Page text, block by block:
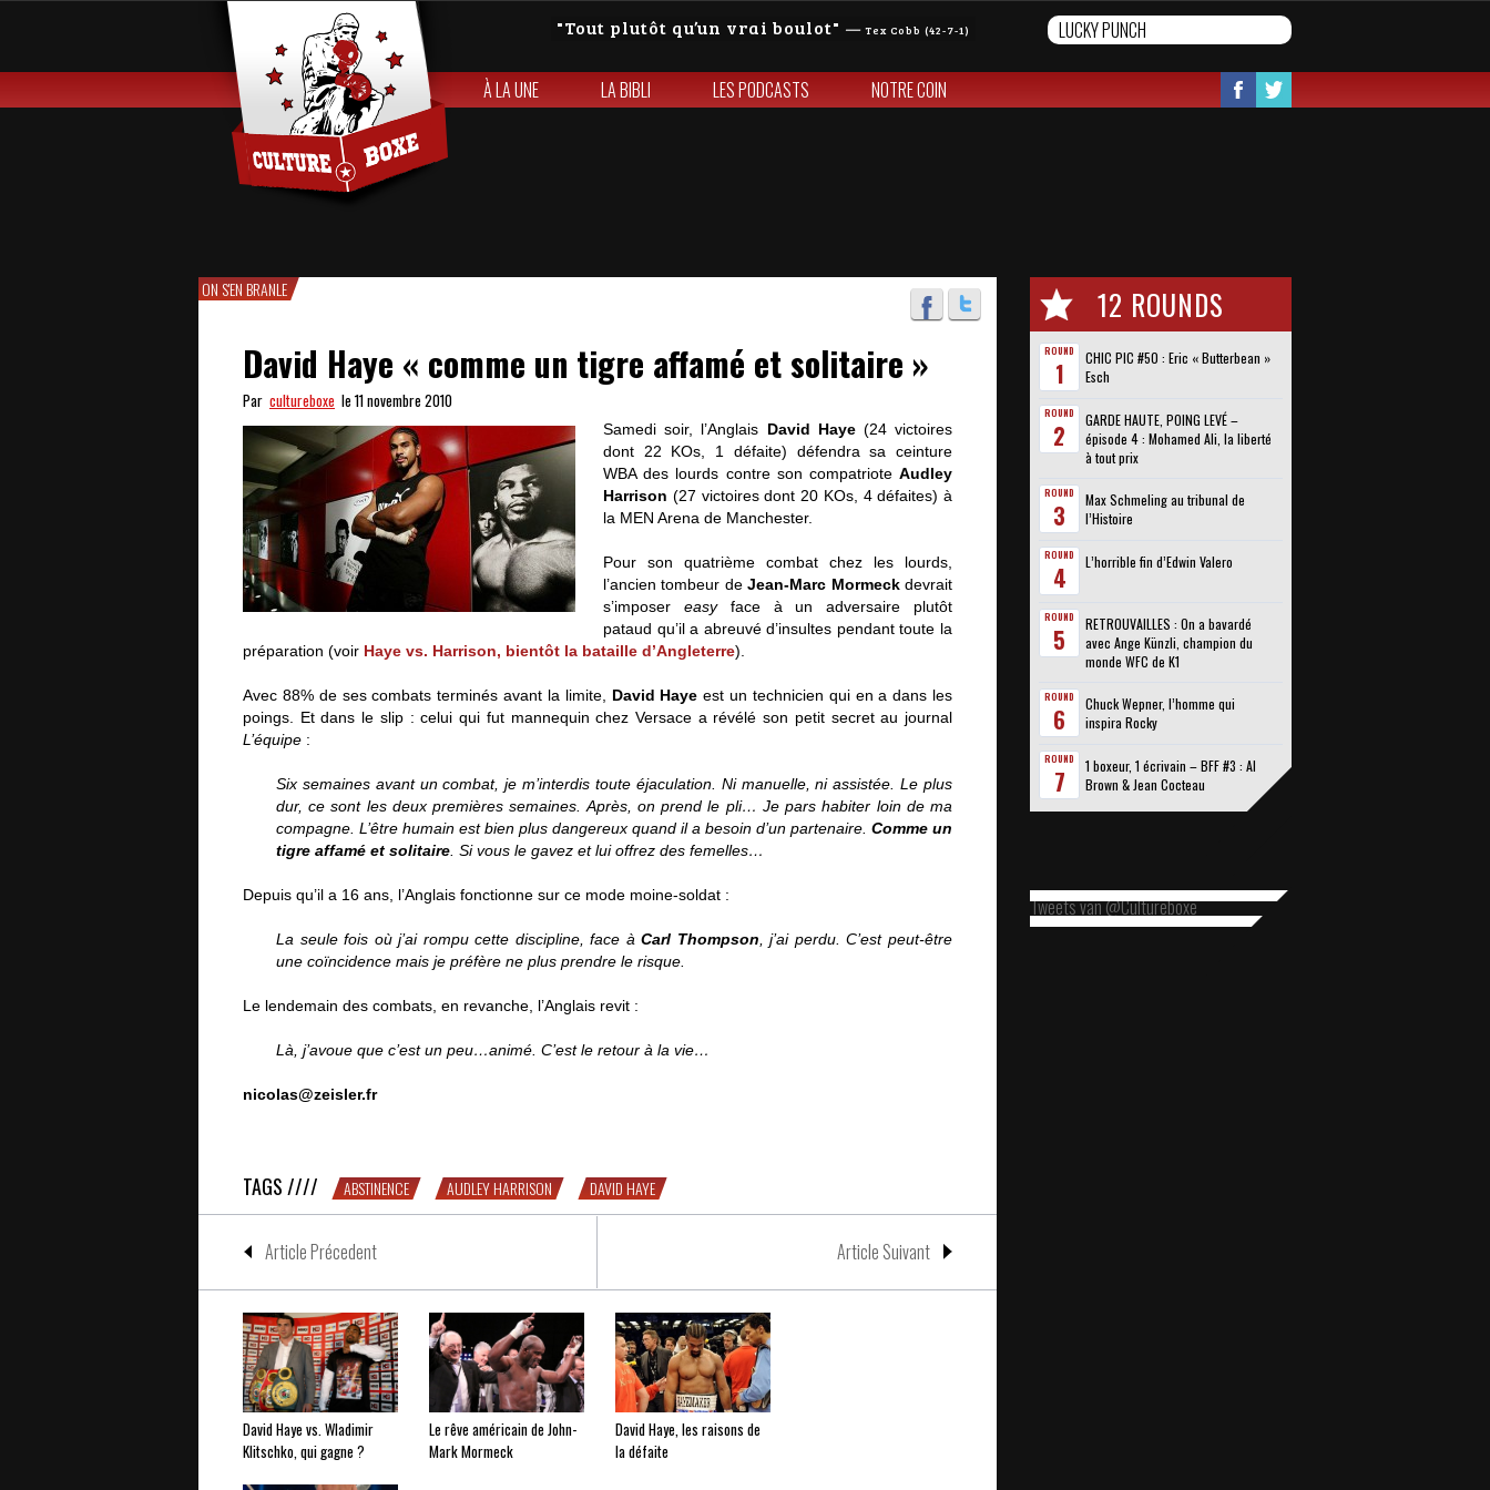
Tout plutôt qu’un vrai boulot — Tex Cobb (42-7-1)
À LA UNE LA BIBLI LES PODCASTS NOTRE COIN
12 ROUNDS
ROUND
1
CHIC PIC #50 : Eric « Butterbean »
Esch
ROUND
2
GARDE HAUTE, POING LEVÉ –
épisode 4 : Mohamed Ali, la liberté
à tout prix
ROUND
3
Max Schmeling au tribunal de
l’Histoire
ROUND
4 L’horrible fin d’Edwin Valero
ROUND
5
RETROUVAILLES : On a bavardé
avec Ange Künzli, champion du
monde WFC de K1
ROUND
6
Chuck Wepner, l’homme qui
inspira Rocky
ROUND
7
1 boxeur, 1 écrivain – BFF #3 : Al
Brown & Jean Cocteau
Tweets van @Cultureboxe
ON S'EN BRANLE
David Haye « comme un tigre affamé et solitaire »
Par cultureboxe le 11 novembre 2010
Samedi soir, l’Anglais David Haye(24 victoires
dont 22 KOs, 1 défaite) défendra sa ceinture
WBA des lourds contre son compatriote Audley
Harrison (27 victoires dont 20 KOs, 4 défaites) à
la MEN Arena de Manchester.
Pour son quatrième combat chez les lourds,
l’ancien tombeur deJean-Marc Mormeckdevrait
s’imposer easyface à un adversaire plutôt
pataud qu’il a abreuvé d’insultes pendant toute la
préparation (voir Haye vs. Harrison, bientôt la bataille d’Angleterre).
Avec 88% de ses combats terminés avant la limite, David Haye est un technicien qui en a dans les
poings. Et dans le slip : celui qui fut mannequin chez Versace a révélé son petit secret au journal
L’équipe :
Six semaines avant un combat, je m’interdis toute éjaculation. Ni manuelle, ni assistée. Le plus
dur, ce sont les deux premières semaines. Après, on prend le pli… Je pars habiter loin de ma
compagne. L’être humain est bien plus dangereux quand il a besoin d’un partenaire. Comme un
tigre affamé et solitaire . Si vous le gavez et lui offrez des femelles…
Depuis qu’il a 16 ans, l’Anglais fonctionne sur ce mode moine-soldat :
La seule fois où j’ai rompu cette discipline, face àCarl Thompson , j’ai perdu. C’est peut-être
une coïncidence mais je préfère ne plus prendre le risque.
Le lendemain des combats, en revanche, l’Anglais revit :
Là, j’avoue que c’est un peu…animé. C’est le retour à la vie…
nicolas@zeisler.fr
TAGS //// ABSTINENCE AUDLEY HARRISON DAVID HAYE
Article Précedent Article Suivant
David Haye vs. Wladimir
Klitschko, qui gagne ?
Le rêve américain de John-
Mark Mormeck
David Haye, les raisons de
la défaite